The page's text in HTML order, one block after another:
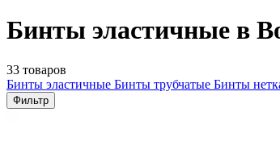
Бинты эластичные в
33 товаров
Бинты эластичные Бинты трубчатые Бинты
Фильтр